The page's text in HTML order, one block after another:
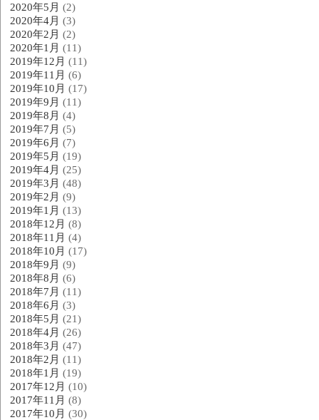
2020年5月 (2)
2020年4月 (3)
2020年2月 (2)
2020年1月 (11)
2019年12月 (11)
2019年11月 (6)
2019年10月 (17)
2019年9月 (11)
2019年8月 (4)
2019年7月 (5)
2019年6月 (7)
2019年5月 (19)
2019年4月 (25)
2019年3月 (48)
2019年2月 (9)
2019年1月 (13)
2018年12月 (8)
2018年11月 (4)
2018年10月 (17)
2018年9月 (9)
2018年8月 (6)
2018年7月 (11)
2018年6月 (3)
2018年5月 (21)
2018年4月 (26)
2018年3月 (47)
2018年2月 (11)
2018年1月 (19)
2017年12月 (10)
2017年11月 (8)
2017年10月 (30)